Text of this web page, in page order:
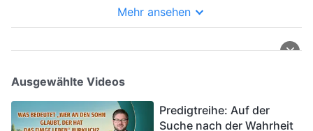
Mehr ansehen
Ausgewählte Videos
Predigtreihe: Auf der
Suche nach der Wahrheit